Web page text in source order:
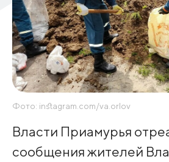
Фото: instagram.com/va.orlov
Власти Приамурья
сообщения жителей